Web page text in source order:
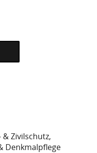
Zivilschutz
Denkmalpflege